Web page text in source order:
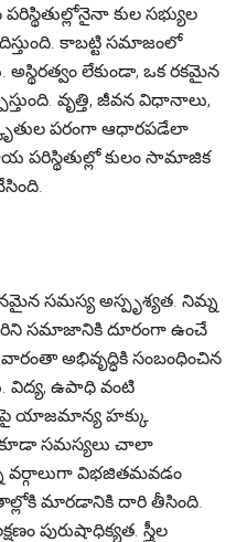
కుల సభ్యుల
కాబట్టి సమాజంలో
అస్థిరత్వం లేకుండా, ఒక రకమైన
వృత్తి, జీవన విధానాలు,
పరంగా ఆధారపడేలా
పరిస్థితుల్లో కులం సామాజిక
సమస్య అస్పృశ్యత. నిమ్న
సమాజానికి దూరంగా ఉంచే
అభివృద్ధికి సంబంధించిన
విద్య, ఉపాధి వంటి
యాజమాన్య హక్కు
కూడా సమస్యలు చాలా
విభజితమవడం
మారడానికి దారి తీసింది.
పురుషాధిక్యత. స్త్రీల